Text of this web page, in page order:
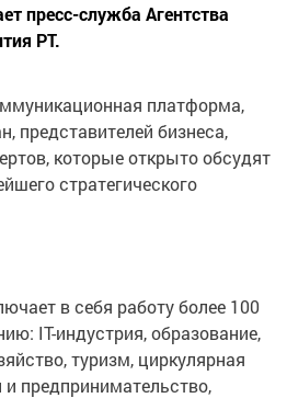
пресс-служба Агентства
РТ.
платформа,
представителей бизнеса,
которые открыто обсудят
стратегического
в себя работу более 100
IT-индустрия, образование,
туризм, циркулярная
предпринимательство,